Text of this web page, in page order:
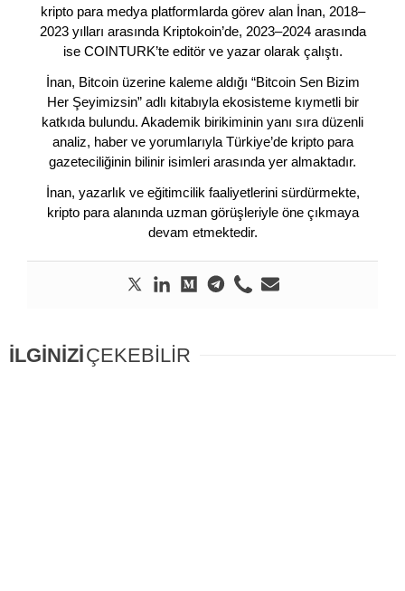
kripto para medya platformlarda görev alan İnan, 2018–
2023 yılları arasında Kriptokoin’de, 2023–2024 arasında
ise COINTURK’te editör ve yazar olarak çalıştı.
İnan, Bitcoin üzerine kaleme aldığı “Bitcoin Sen Bizim
Her Şeyimizsin” adlı kitabıyla ekosisteme kıymetli bir
katkıda bulundu. Akademik birikiminin yanı sıra düzenli
analiz, haber ve yorumlarıyla Türkiye’de kripto para
gazeteciliğinin bilinir isimleri arasında yer almaktadır.
İnan, yazarlık ve eğitimcilik faaliyetlerini sürdürmekte,
kripto para alanında uzman görüşleriyle öne çıkmaya
devam etmektedir.
İLGİNİZİÇEKEBİLİR